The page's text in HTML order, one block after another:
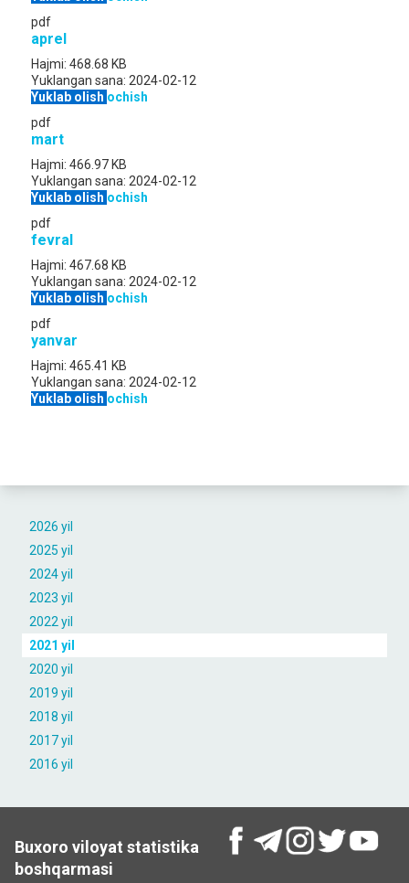
2026 yil
2025 yil
2024 yil
2023 yil
2022 yil
2021 yil
2020 yil
2019 yil
2018 yil
2017 yil
2016 yil
pdf
aprel
Hajmi: 468.68 KB
Yuklangan sana: 2024-02-12
Yuklab olish ochish
pdf
mart
Hajmi: 466.97 KB
Yuklangan sana: 2024-02-12
Yuklab olish ochish
pdf
fevral
Hajmi: 467.68 KB
Yuklangan sana: 2024-02-12
Yuklab olish ochish
pdf
yanvar
Hajmi: 465.41 KB
Yuklangan sana: 2024-02-12
Yuklab olish ochish
Buxoro viloyat statistika
boshqarmasi